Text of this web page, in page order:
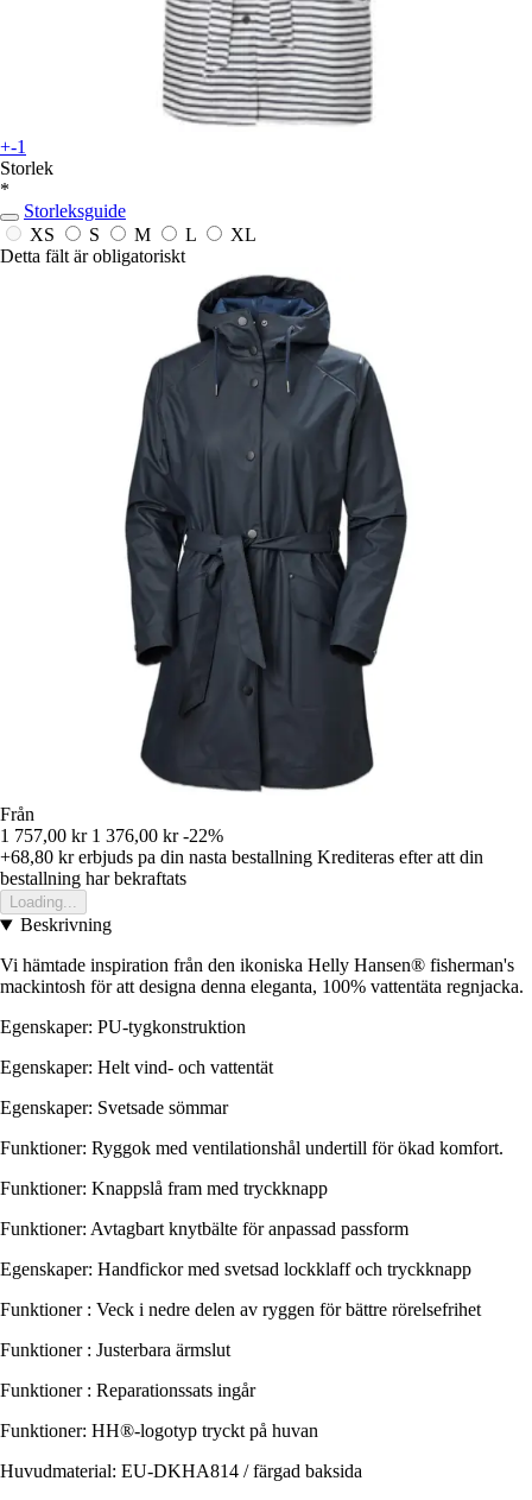
+-1
Storlek
*
Storleksguide
XS
S M L
XL
Detta fält är obligatoriskt
Från
1 757,00 kr 1 376,00 kr -22%
+68,80 krerbjuds pa din nasta bestallning Krediteras efter att din
bestallning har bekraftats
Loading...
Beskrivning
Vi hämtade inspiration från den ikoniska Helly Hansen® fisherman's
mackintosh för att designa denna eleganta, 100% vattentäta regnjacka.
Egenskaper: PU-tygkonstruktion
Egenskaper: Helt vind- och vattentät
Egenskaper: Svetsade sömmar
Funktioner: Ryggok med ventilationshål undertill för ökad komfort.
Funktioner: Knappslå fram med tryckknapp
Funktioner: Avtagbart knytbälte för anpassad passform
Egenskaper: Handfickor med svetsad lockklaff och tryckknapp
Funktioner : Veck i nedre delen av ryggen för bättre rörelsefrihet
Funktioner : Justerbara ärmslut
Funktioner : Reparationssats ingår
Funktioner: HH®-logotyp tryckt på huvan
Huvudmaterial: EU-DKHA814 / färgad baksida